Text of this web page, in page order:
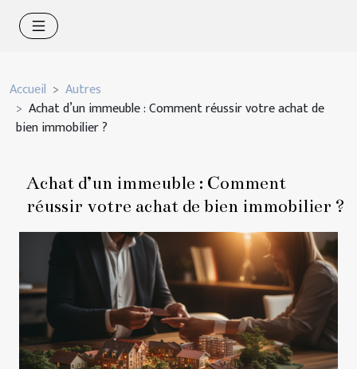
Accueil
Autres
Achat d’un immeuble : Comment réussir votre achat de
bien immobilier ?
Achat d’un immeuble : Comment
réussir votre achat de bien immobilier ?